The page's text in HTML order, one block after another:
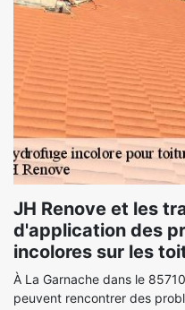
JH Renove et les
d'application des
incolores sur les
À La Garnache dans le
peuvent rencontrer des